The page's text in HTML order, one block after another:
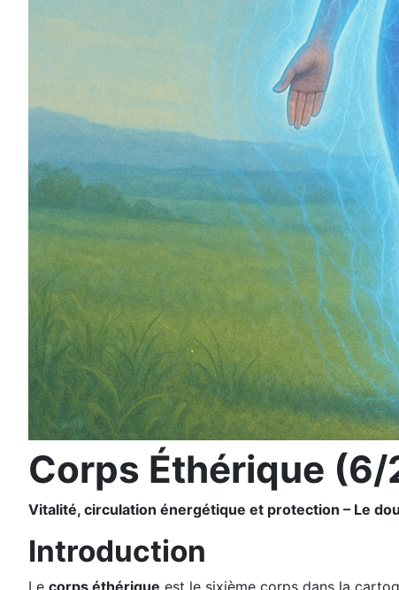
Corps Éthérique (6/
Vitalité, circulation énergétique et protection – Le
Introduction
Le corps éthérique est le sixième corps dans la